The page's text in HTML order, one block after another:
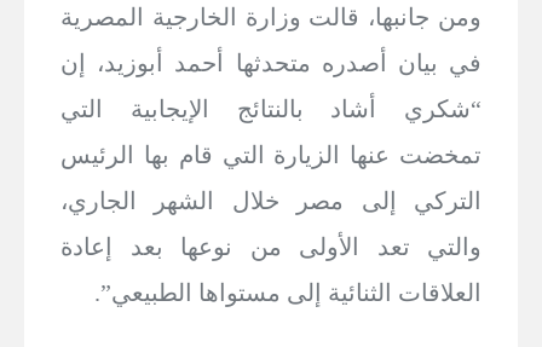
ومن جانبها، قالت وزارة الخارجية المصرية
في بيان أصدره متحدثها أحمد أبوزيد، إن
“شكري أشاد بالنتائج الإيجابية التي
تمخضت عنها الزيارة التي قام بها الرئيس
التركي إلى مصر خلال الشهر الجاري،
والتي تعد الأولى من نوعها بعد إعادة
العلاقات الثنائية إلى مستواها الطبيعي”.